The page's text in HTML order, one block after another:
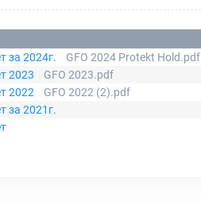
за 2024г.
GFO 2024 Protekt Hold.pdf
2023
GFO 2023.pdf
2022
GFO 2022 (2).pdf
за 2021г.